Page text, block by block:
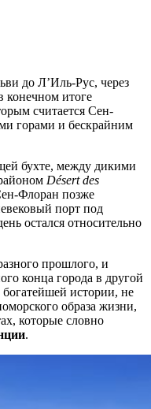
до Л’Иль-Рус, через
конечном итоге
считается Сен-
горами и бескрайним
бухте, между дикими
Désertdes
Флоран позже
порт под
остался относительно
прошлого, и
конца города в другой
богатейшей истории, не
образа жизни,
которые словно
.